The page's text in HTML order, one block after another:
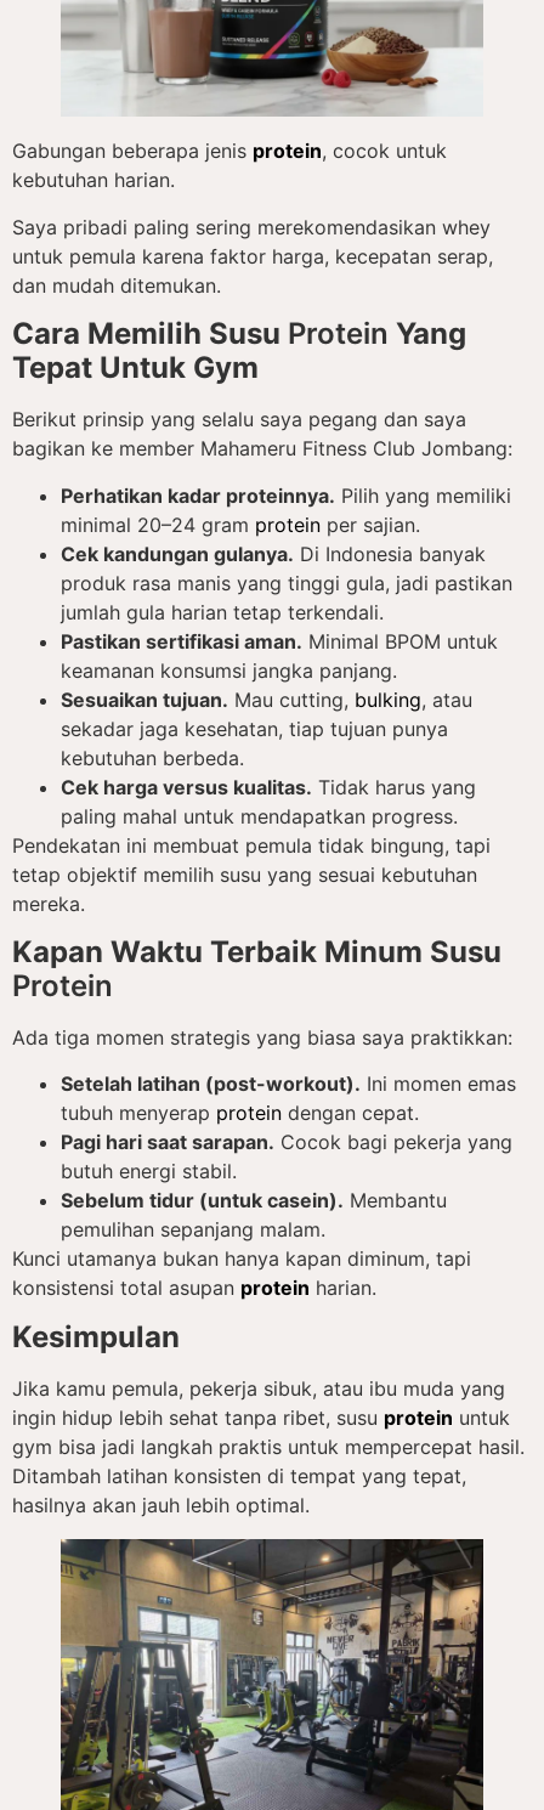
Gabungan beberapa jenis protein, cocok untuk
kebutuhan harian.
Saya pribadi paling sering merekomendasikan whey
untuk pemula karena faktor harga, kecepatan serap,
dan mudah ditemukan.
Cara Memilih Susu Protein Yang
Tepat Untuk Gym
Berikut prinsip yang selalu saya pegang dan saya
bagikan ke member Mahameru Fitness Club Jombang:
Perhatikan kadar proteinnya. Pilih yang memiliki
minimal 20–24 gram protein per sajian.
Cek kandungan gulanya. Di Indonesia banyak
produk rasa manis yang tinggi gula, jadi pastikan
jumlah gula harian tetap terkendali.
Pastikan sertifikasi aman. Minimal BPOM untuk
keamanan konsumsi jangka panjang.
Sesuaikan tujuan. Mau cutting, bulking, atau
sekadar jaga kesehatan, tiap tujuan punya
kebutuhan berbeda.
Cek harga versus kualitas. Tidak harus yang
paling mahal untuk mendapatkan progress.
Pendekatan ini membuat pemula tidak bingung, tapi
tetap objektif memilih susu yang sesuai kebutuhan
mereka.
Kapan Waktu Terbaik Minum Susu
Protein
Ada tiga momen strategis yang biasa saya praktikkan:
Setelah latihan (post-workout). Ini momen emas
tubuh menyerap protein dengan cepat.
Pagi hari saat sarapan. Cocok bagi pekerja yang
butuh energi stabil.
Sebelum tidur (untuk casein). Membantu
pemulihan sepanjang malam.
Kunci utamanya bukan hanya kapan diminum, tapi
konsistensi total asupan protein harian.
Kesimpulan
Jika kamu pemula, pekerja sibuk, atau ibu muda yang
ingin hidup lebih sehat tanpa ribet, susu protein untuk
gym bisa jadi langkah praktis untuk mempercepat hasil.
Ditambah latihan konsisten di tempat yang tepat,
hasilnya akan jauh lebih optimal.